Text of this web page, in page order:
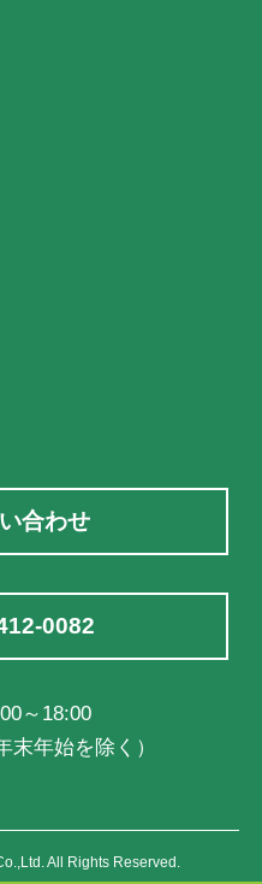
合わせ
0082
～18:00
末年始を除く）
All Rights Reserved.